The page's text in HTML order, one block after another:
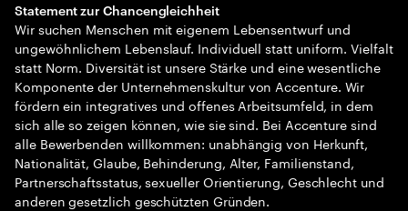
Statement zur Chancengleichheit
Wir suchen Menschen mit eigenem Lebensentwurf und
ungewöhnlichem Lebenslauf. Individuell statt uniform. Vielfalt
statt Norm. Diversität ist unsere Stärke und eine wesentliche
Komponente der Unternehmenskultur von Accenture. Wir
fördern ein integratives und offenes Arbeitsumfeld, in dem
sich alle so zeigen können, wie sie sind. Bei Accenture sind
alle Bewerbenden willkommen: unabhängig von Herkunft,
Nationalität, Glaube, Behinderung, Alter, Familienstand,
Partnerschaftsstatus, sexueller Orientierung, Geschlecht und
anderen gesetzlich geschützten Gründen.